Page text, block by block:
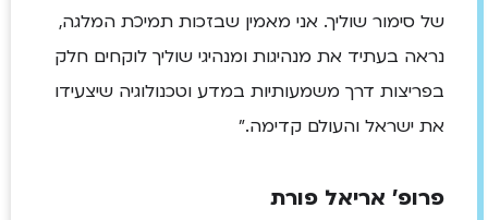
של סימור שוליך. אני מאמין שבזכות תמיכת המלגה,
נראה בעתיד את מנהיגות ומנהיגי שוליך לוקחים חלק
בפריצות דרך משמעותיות במדע וטכנולוגיה שיצעידו
את ישראל והעולם קדימה."
פרופ' אריאל פורת